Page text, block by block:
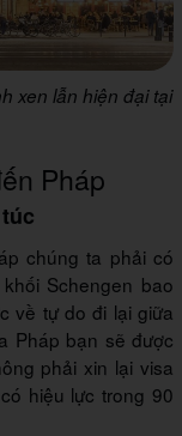
xen lẫn hiện đại tại
Pháp
chúng ta phải có
Schengen bao
về tự do đi lại giữa
Pháp bạn sẽ được
phải xin lại visa
hiệu lực trong 90